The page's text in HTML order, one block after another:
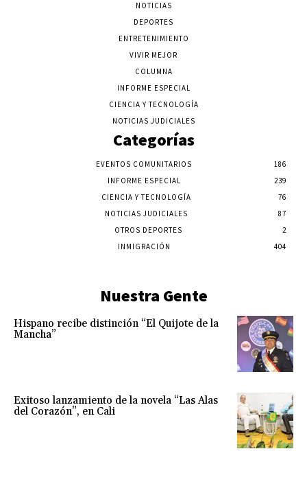
NOTICIAS
DEPORTES
ENTRETENIMIENTO
VIVIR MEJOR
COLUMNA
INFORME ESPECIAL
CIENCIA Y TECNOLOGÍA
NOTICIAS JUDICIALES
Categorías
EVENTOS COMUNITARIOS
186
INFORME ESPECIAL
239
CIENCIA Y TECNOLOGÍA
76
NOTICIAS JUDICIALES
87
OTROS DEPORTES
2
INMIGRACIÓN
404
Nuestra Gente
Hispano recibe distinción “El Quijote de la
Mancha”
Exitoso lanzamiento de la novela “Las Alas
del Corazón”, en Cali